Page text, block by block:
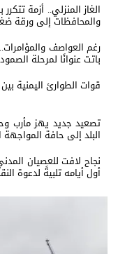
الغاز المنزلي.. أزمة
والمحافظات إلى ورقة
رغم العواصف
باتت عنوانًا لمرحلة الصمود
قوات الطوارئ اليمنية
تصعيد جديد يهز مأرب
البلد إلى حافة المواجهة
نجاح لافت للعصيان
أول أيامه تلبيةً لدعوة